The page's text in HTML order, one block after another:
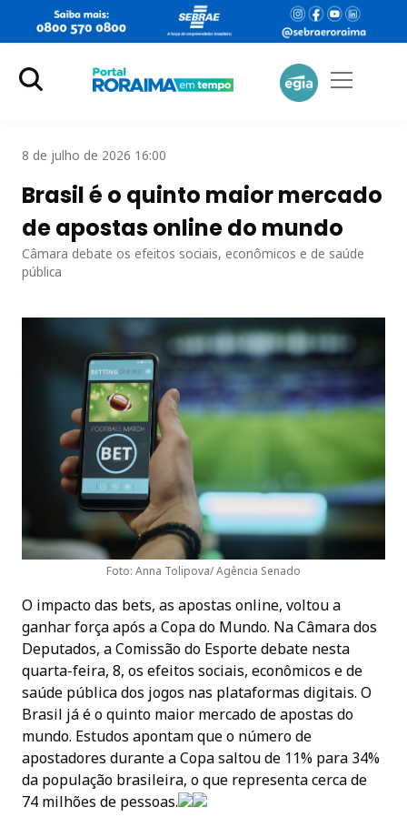
8 de julho de 2026 16:00
Brasil é o quinto maior mercado
de apostas online do mundo
Câmara debate os efeitos sociais, econômicos e de saúde
pública
Foto: Anna Tolipova/ Agência Senado
O impacto das bets, as apostas online, voltou a
ganhar força após a Copa do Mundo. Na Câmara dos
Deputados, a Comissão do Esporte debate nesta
quarta-feira, 8, os efeitos sociais, econômicos e de
saúde pública dos jogos nas plataformas digitais. O
Brasil já é o quinto maior mercado de apostas do
mundo. Estudos apontam que o número de
apostadores durante a Copa saltou de 11% para 34%
da população brasileira, o que representa cerca de
74 milhões de pessoas.